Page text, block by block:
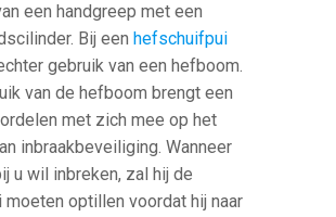
een handgreep met een
Bij een hefschuifpui
gebruik van een hefboom.
van de hefboom brengt een
met zich mee op het
inbraakbeveiliging. Wanneer
u wil inbreken, zal hij de
moeten optillen voordat hij naar